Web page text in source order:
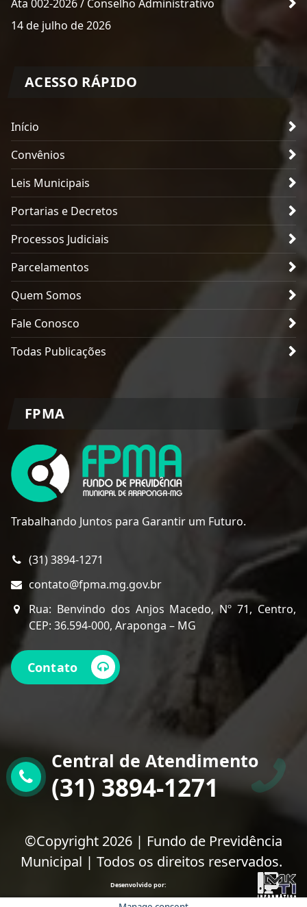
Ata 002-2026 / Conselho Administrativo
14 de julho de 2026
ACESSO RÁPIDO
Início
Convênios
Leis Municipais
Portarias e Decretos
Processos Judiciais
Parcelamentos
Quem Somos
Fale Conosco
Todas Publicações
FPMA
Trabalhando Juntos para Garantir um Futuro.
(31) 3894-1271
contato@fpma.mg.gov.br
Rua: Benvindo dos Anjos Macedo, Nº 71, Centro,
CEP: 36.594-000, Araponga – MG
Contato
Central de Atendimento
(31) 3894-1271
©Copyright 2026 | Fundo de Previdência
Municipal | Todos os direitos reservados.
Desenvolvido por: